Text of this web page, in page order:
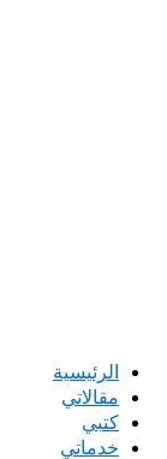
الرئيسية
مقالاتي
كتبي
خدماتي